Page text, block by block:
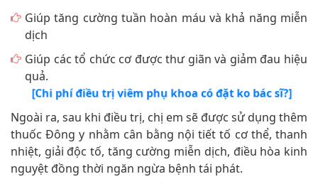
Giúp tăng cường tuần hoàn máu và khả năng miễn
dịch
Giúp các tổ chức cơ được thư giãn và giảm đau hiệu
quả.
[Chi phí điều trị viêm phụ khoa có đặt ko bác sĩ?]
Ngoài ra, sau khi điều trị, chị em sẽ được sử dụng thêm
thuốc Đông y nhằm cân bằng nội tiết tố cơ thể, thanh
nhiệt, giải độc tố, tăng cường miễn dịch, điều hòa kinh
nguyệt đồng thời ngăn ngừa bệnh tái phát.